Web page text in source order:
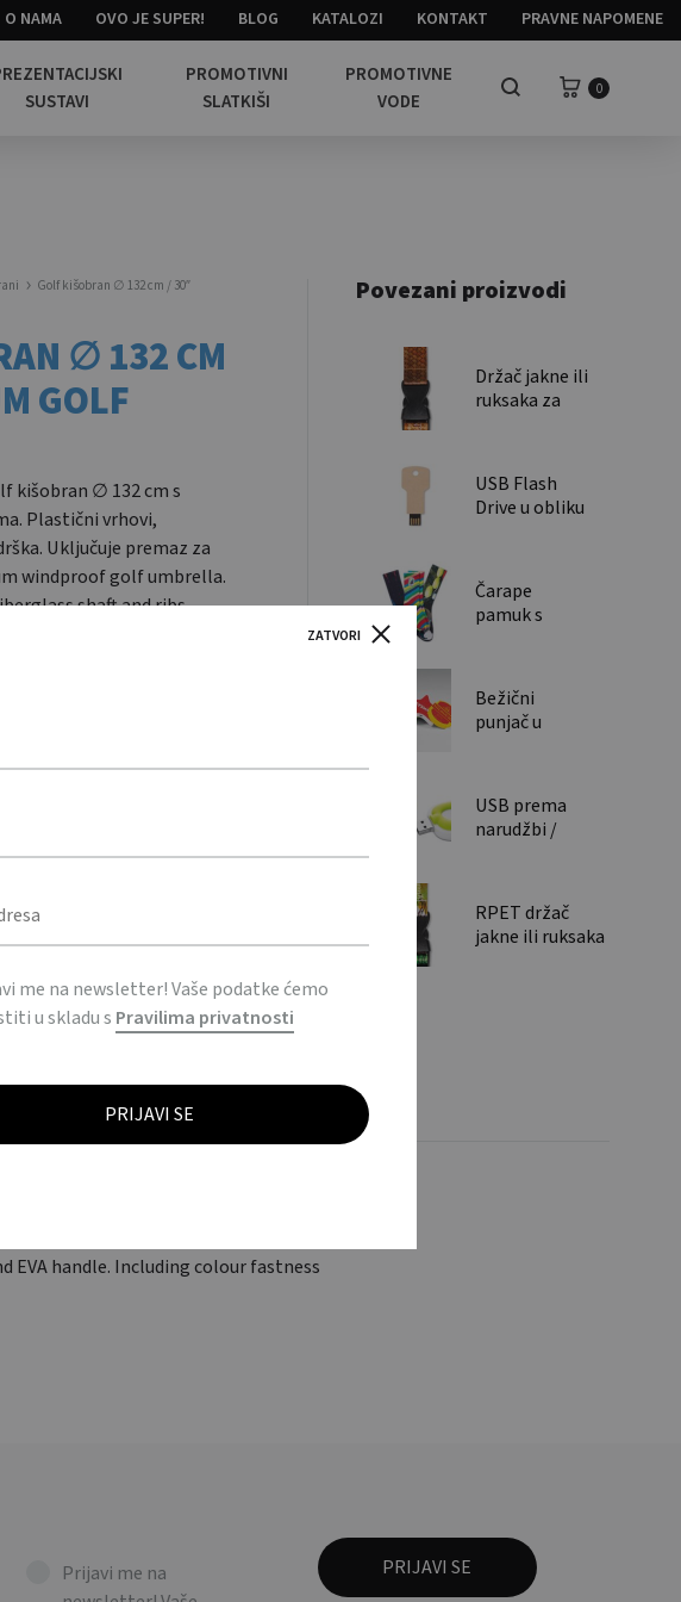
O NAMA OVO JE SUPER! BLOG KATALOZI KONTAKT PRAVNE NAPOMENE
SUSTAVI
PROMOTIVNI
SLATKIŠI
PROMOTIVNE
VODE
Pretraga
Košarica
0
Golf kišobran ∅ 132 cm / 30″
∅ 132 CM
GOLF
kišobran ∅ 132 cm s
Plastični vrhovi,
Uključuje premaz za
windproof golf umbrella.
shaft and ribs.
Povezani proizvodi
Držač jakne ili
ruksaka za
jacket/backpack
holder
USB Flash
Drive u obliku
key shape
Čarape
pamuk s
Cotton Digi-
socks
Bežični
punjač u
Wireless
charger in
custom
USB prema
narudžbi /
RPET držač
jakne ili ruksaka
Plastični vrhovi, manualno
windproof golf umbrella. 30 inch (dia.
EVA handle. Including colour fastness
Prijavi me na
ZATVORI
me na newsletter! Vaše podatke ćemo
u skladu s Pravilima privatnosti